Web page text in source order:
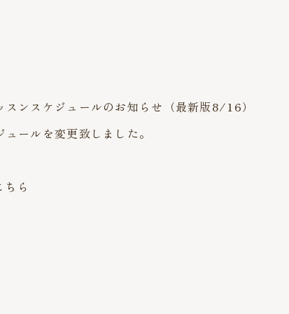
スンスケジュールのお知らせ（最新版8/16）
ールを変更致しました。
ら